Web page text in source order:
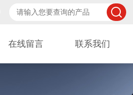
在线留言 联系我们